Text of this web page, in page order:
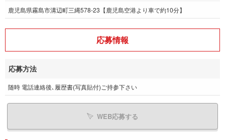
鹿児島県霧島市溝辺町三縄578-23【鹿児島空港より車で約10分】
応募情報
応募方法
随時 電話連絡後､履歴書(写真貼付)ご持参下さい
WEB応募する